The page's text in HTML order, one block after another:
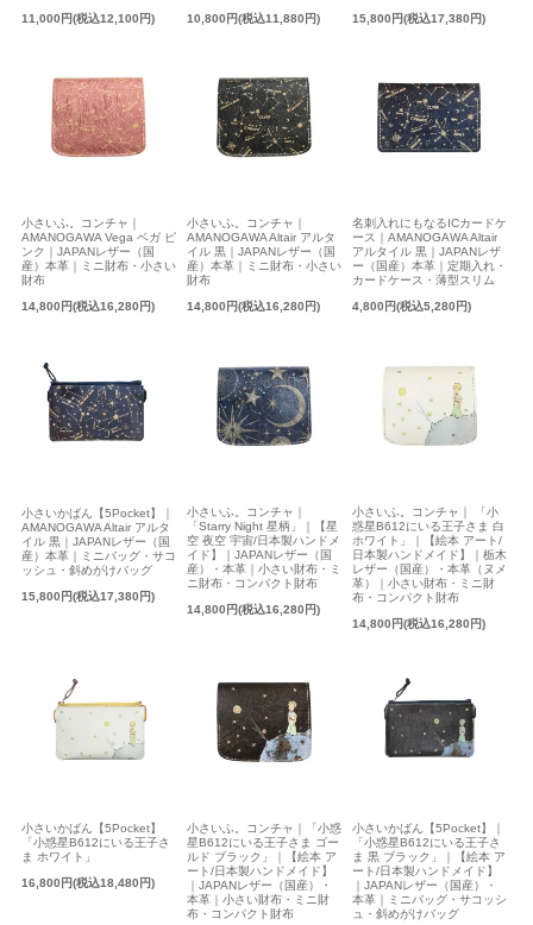
11,000円(税込12,100円)
10,800円(税込11,880円)
15,800円(税込17,380円)
小さいふ。コンチャ｜
AMANOGAWA Vega ベガ ピ
ンク｜JAPANレザー（国
産）本革｜ミニ財布・小さい
財布
14,800円(税込16,280円)
小さいふ。コンチャ｜
AMANOGAWA Altair アルタ
イル 黒｜JAPANレザー（国
産）本革｜ミニ財布・小さい
財布
14,800円(税込16,280円)
名刺入れにもなるICカードケ
ース｜AMANOGAWA Altair
アルタイル 黒｜JAPANレザ
ー（国産）本革｜定期入れ・
カードケース・薄型スリム
4,800円(税込5,280円)
小さいかばん【5Pocket】｜
AMANOGAWA Altair アルタ
イル 黒｜JAPANレザー（国
産）本革｜ミニバッグ・サコ
ッシュ・斜めがけバッグ
15,800円(税込17,380円)
小さいふ。コンチャ｜
「Starry Night 星柄」｜【星
空 夜空 宇宙/日本製ハンドメ
イド】｜JAPANレザー（国
産）・本革｜小さい財布・ミ
ニ財布・コンパクト財布
14,800円(税込16,280円)
小さいふ。コンチャ｜ 「小
惑星B612にいる王子さま 白
ホワイト」｜【絵本 アート/
日本製ハンドメイド】｜栃木
レザー（国産）・本革（ヌメ
革）｜小さい財布・ミニ財
布・コンパクト財布
14,800円(税込16,280円)
小さいかばん【5Pocket】
「小惑星B612にいる王子さ
ま ホワイト」
16,800円(税込18,480円)
小さいふ。コンチャ｜「小惑
星B612にいる王子さま ゴー
ルド ブラック」｜【絵本 ア
ート/日本製ハンドメイド】
｜JAPANレザー（国産）・
本革｜小さい財布・ミニ財
布・コンパクト財布
小さいかばん【5Pocket】｜
「小惑星B612にいる王子さ
ま 黒 ブラック」｜【絵本 ア
ート/日本製ハンドメイド】
｜JAPANレザー（国産）・
本革｜ミニバッグ・サコッシ
ュ・斜めがけバッグ